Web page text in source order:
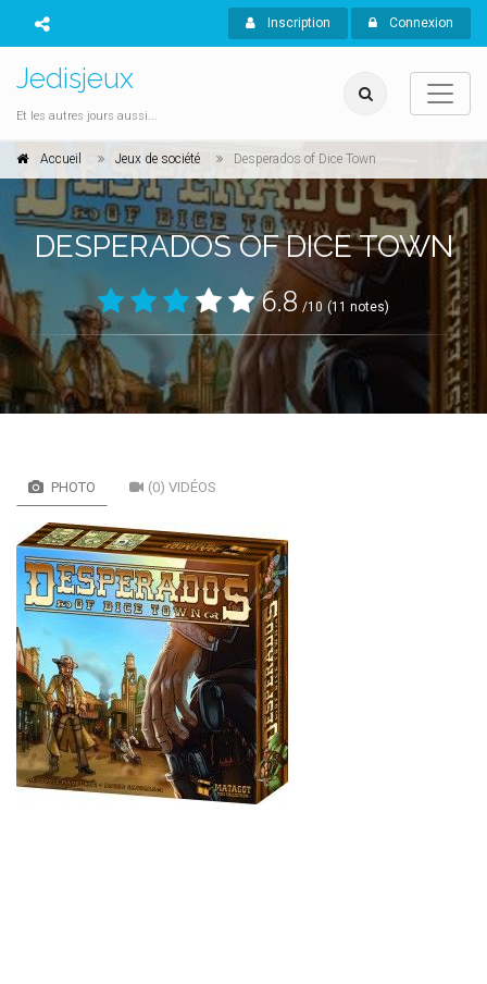
Inscription Connexion
Jedisjeux
Et les autres jours aussi...
Accueil Jeux de société Desperados of Dice Town
DESPERADOS OF DICE TOWN
6.8 /10 (11 notes)
PHOTO (0) VIDÉOS